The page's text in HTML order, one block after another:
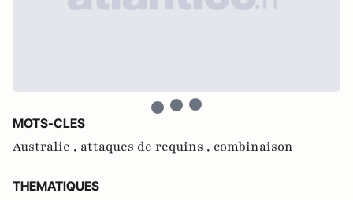
MOTS-CLES
Australie , attaques de requins , combinaison
THEMATIQUES